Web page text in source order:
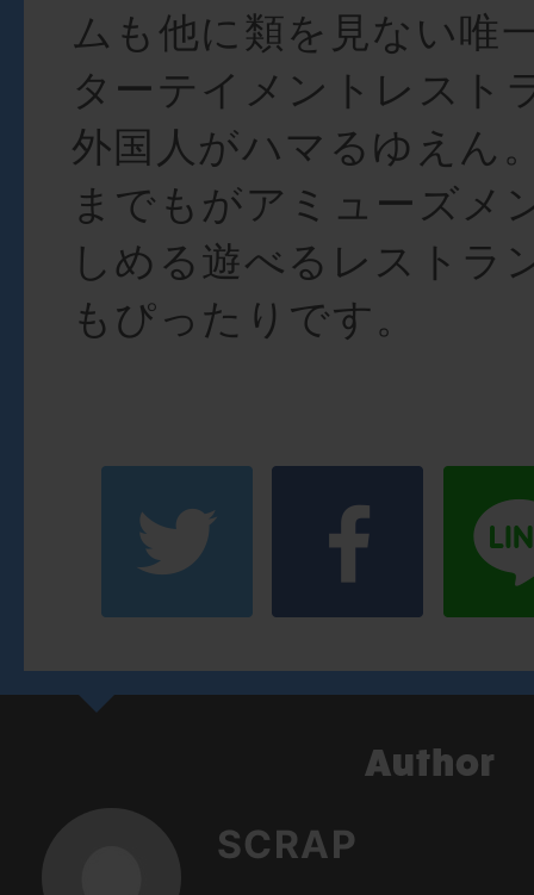
ムも他に類を見ない唯
ターテイメントレスト
外国人がハマるゆえん
までもがアミューズメ
しめる遊べるレストラ
もぴったりです。
SCRAP